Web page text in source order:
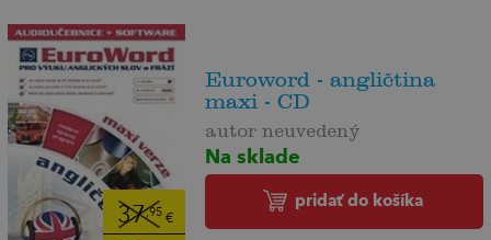
37,95€
Euroword - angličtina
maxi - CD
autor neuvedený
Na sklade
pridať do košíka